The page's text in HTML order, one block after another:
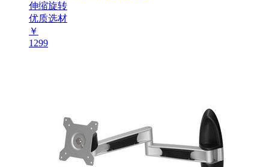
伸缩旋转
优质选材
￥
1299